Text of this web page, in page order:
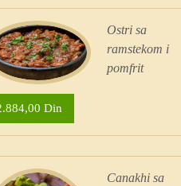
Ostri sa
ramstekom i
pomfrit
Din
Canakhi sa